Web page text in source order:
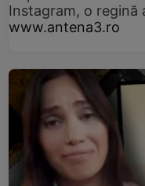
Instagram, o regină
www.antena3.ro